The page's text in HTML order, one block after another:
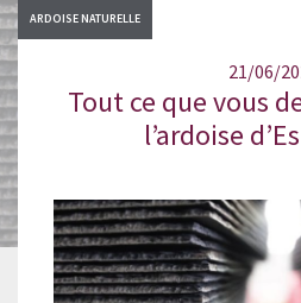
ARDOISE NATURELLE
21/06/
Tout ce que vous
l’ardoise